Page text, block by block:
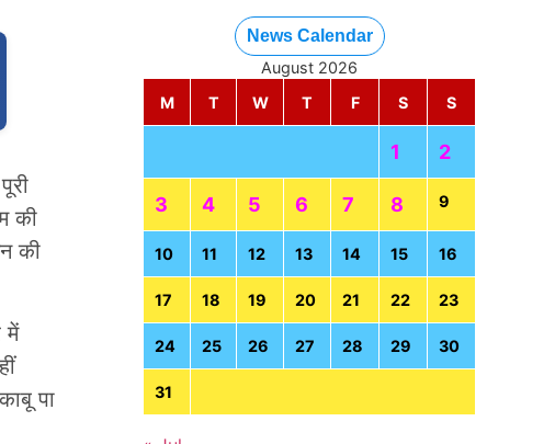
की
की
में
पा
News Calendar
August 2026
M
T W T F S S
1 2
3 4 5 6 7 8 9
10 11 12 13 14 15 16
17 18 19 20 21 22 23
24 25 26 27 28 29 30
31